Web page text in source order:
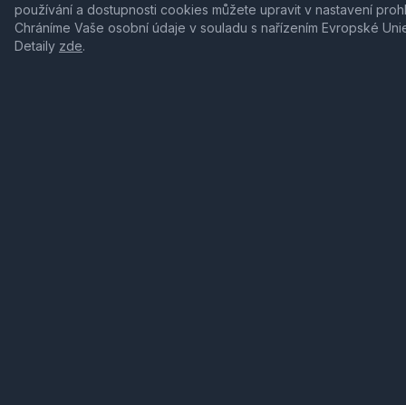
používání a dostupnosti cookies můžete upravit v nastavení
Chráníme Vaše osobní údaje v souladu s nařízením Evropské
Detaily zde.